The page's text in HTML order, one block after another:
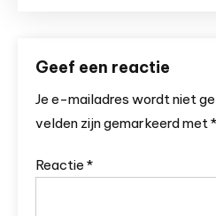
Geef een reactie
Je e-mailadres wordt niet
velden zijn gemarkeerd met*
Reactie *